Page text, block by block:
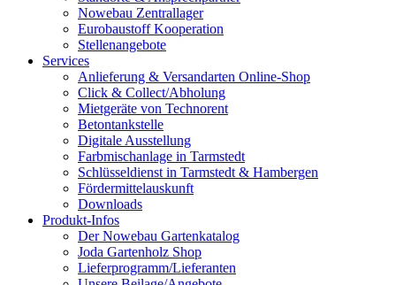
Nowebau Zentrallager
Eurobaustoff Kooperation
Stellenangebote
Services
Anlieferung & Versandarten Online-Shop
Click & Collect/Abholung
Mietgeräte von Technorent
Betontankstelle
Digitale Ausstellung
Farbmischanlage in Tarmstedt
Schlüsseldienst in Tarmstedt & Hambergen
Fördermittelauskunft
Downloads
Produkt-Infos
Der Nowebau Gartenkatalog
Joda Gartenholz Shop
Lieferprogramm/Lieferanten